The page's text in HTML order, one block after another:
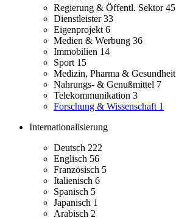
Regierung & Öffentl. Sektor45
Dienstleister33
Eigenprojekt 6
Medien & Werbung 36
Immobilien 14
Sport 15
Medizin, Pharma & Gesundheit
Nahrungs- & Genußmittel 7
Telekommunikation 3
Forschung & Wissenschaft 1
Internationalisierung
Deutsch 222
Englisch 56
Französisch 5
Italienisch 6
Spanisch 5
Japanisch 1
Arabisch 2